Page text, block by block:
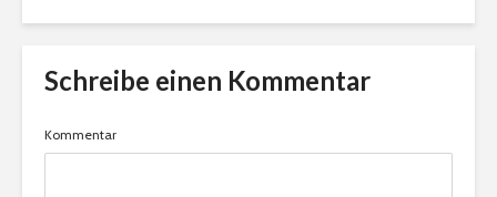
Schreibe einen Kommentar
Kommentar